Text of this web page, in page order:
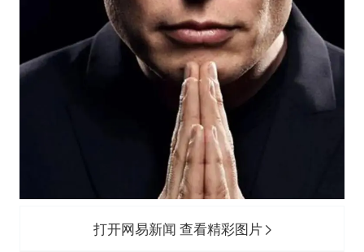
打开网易新闻 查看精彩图片